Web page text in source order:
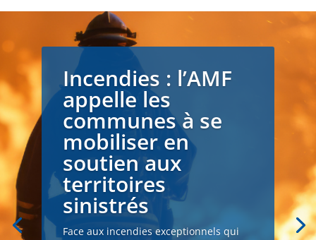
Incendies : l’AMF
appelle les
communes à se
mobiliser en
soutien aux
territoires
sinistrés
Face aux incendies exceptionnels qui